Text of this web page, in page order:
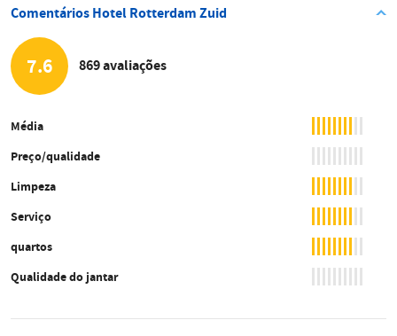
Comentários Hotel Rotterdam Zuid
7.6 869 avaliações
Média
Preço/qualidade
Limpeza
Serviço
quartos
Qualidade do jantar